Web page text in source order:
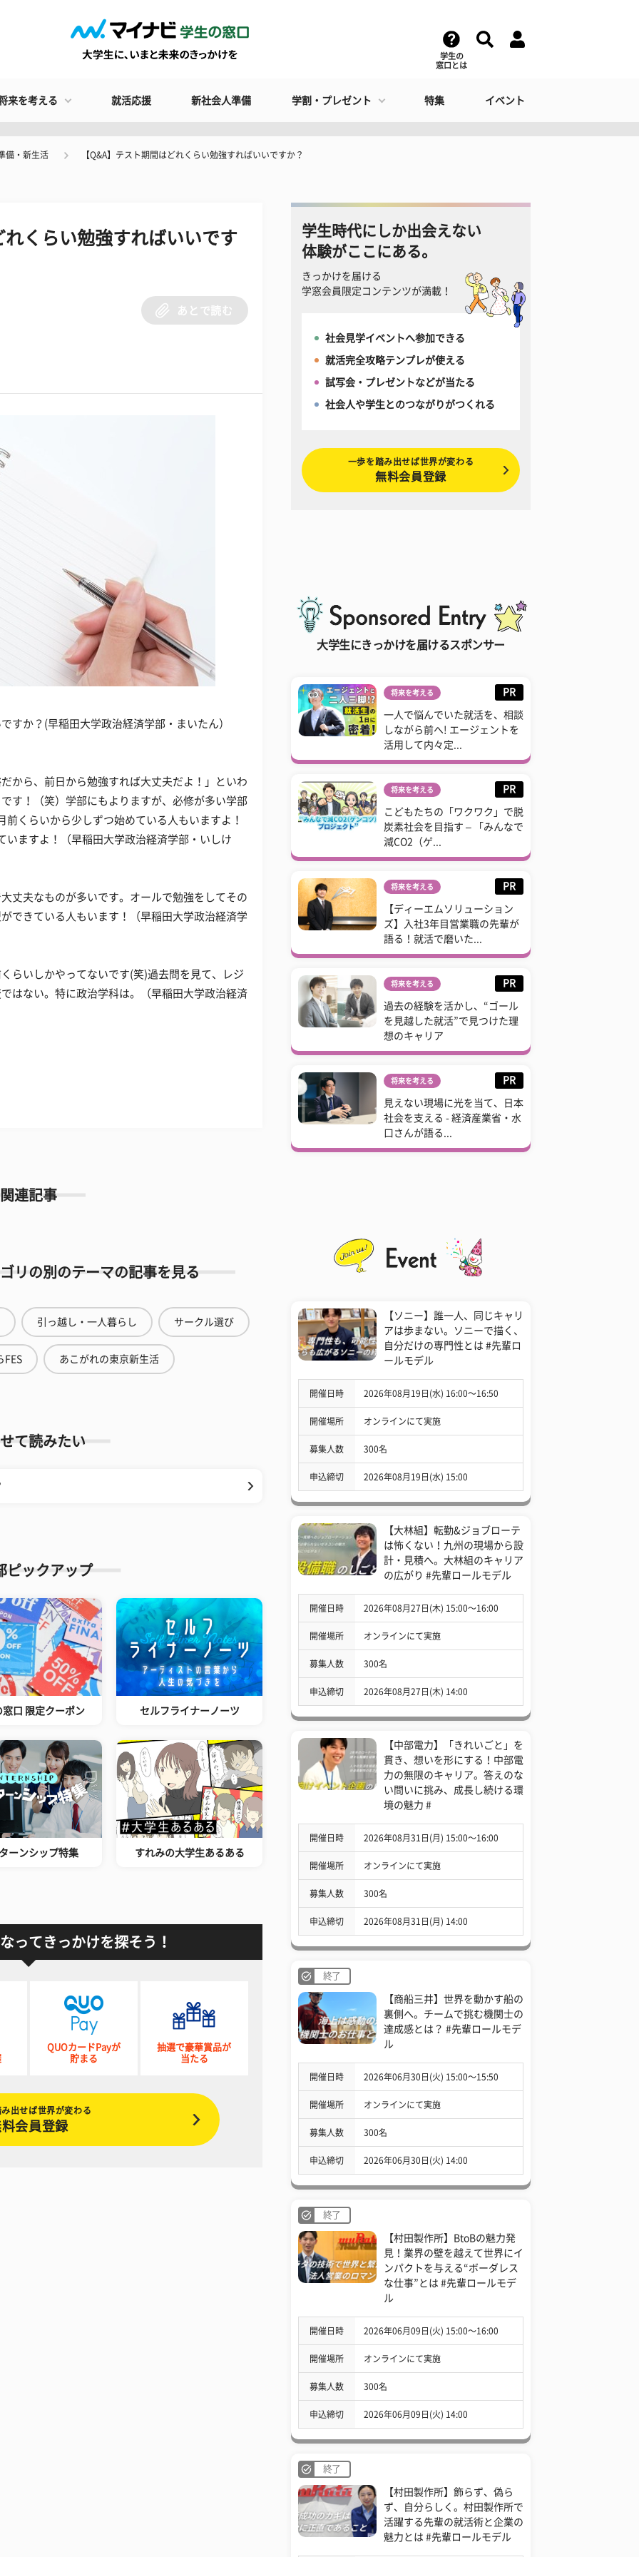
学生の
窓口とは
来を考える 就活応援 新社会人準備 学割・プレゼント 特集 イベント
備・新生活 【Q&A】テスト期間はどれくらい勉強すればいいですか？
くらい勉強すればいいです
あとで読む
すか？(早稲田大学政治経済学部・まいたん）
から、前日から勉強すれば大丈夫だよ！」といわ
す！（笑）学部にもよりますが、必修が多い学部
くらいから少しずつ始めている人もいますよ！
いますよ！（早稲田大学政治経済学部・いしけ
丈夫なものが多いです。オールで勉強をしてその
できている人もいます！（早稲田大学政治経済学
らいしかやってないです(笑)過去問を見て、レジ
はない。特に政治学科は。（早稲田大学政治経済
関連記事
リの別のテーマの記事を見る
引っ越し・一人暮らし サークル選び
FES あこがれの東京新生活
て読みたい
ピックアップ
窓口 限定クーポン セルフライナーノーツ
ーンシップ特集 すれみの大学生あるある
ってきっかけを探そう！
QUOカードPayが
貯まる
抽選で豪華賞品が
当たる
出せば世界が変わる
会員登録
学生時代にしか出会えない
体験がここにある。
きっかけを届ける
学窓会員限定コンテンツが満載！
社会見学イベントへ参加できる
就活完全攻略テンプレが使える
試写会・プレゼントなどが当たる
社会人や学生とのつながりがつくれる
一歩を踏み出せば世界が変わる
無料会員登録
大学生にきっかけを届けるスポンサー
将来を考える PR
一人で悩んでいた就活を、相談
しながら前へ! エージェントを
活用して内々定...
将来を考える PR
こどもたちの「ワクワク」で脱
炭素社会を目指す – 「みんなで
減CO2（ゲ...
将来を考える PR
【ディーエムソリューション
ズ】入社3年目営業職の先輩が
語る！就活で磨いた...
将来を考える PR
過去の経験を活かし、“ゴール
を見越した就活”で見つけた理
想のキャリア
将来を考える PR
見えない現場に光を当て、日本
社会を支える - 経済産業省・水
口さんが語る...
【ソニー】誰一人、同じキャリ
アは歩まない。ソニーで描く、
自分だけの専門性とは #先輩ロ
ールモデル
開催日時 2026年08月19日(水) 16:00〜16:50
開催場所 オンラインにて実施
募集人数 300名
申込締切 2026年08月19日(水) 15:00
【大林組】転勤&ジョブローテ
は怖くない！九州の現場から設
計・見積へ。大林組のキャリア
の広がり #先輩ロールモデル
開催日時 2026年08月27日(木) 15:00〜16:00
開催場所 オンラインにて実施
募集人数 300名
申込締切 2026年08月27日(木) 14:00
【中部電力】「きれいごと」を
貫き、想いを形にする！中部電
力の無限のキャリア。答えのな
い問いに挑み、成長し続ける環
境の魅力 #
開催日時 2026年08月31日(月) 15:00〜16:00
開催場所 オンラインにて実施
募集人数 300名
申込締切 2026年08月31日(月) 14:00
終了
【商船三井】世界を動かす船の
裏側へ。チームで挑む機関士の
達成感とは？ #先輩ロールモデ
ル
開催日時 2026年06月30日(火) 15:00〜15:50
開催場所 オンラインにて実施
募集人数 300名
申込締切 2026年06月30日(火) 14:00
終了
【村田製作所】BtoBの魅力発
見！業界の壁を越えて世界にイ
ンパクトを与える“ボーダレス
な仕事”とは #先輩ロールモデ
ル
開催日時 2026年06月09日(火) 15:00〜16:00
開催場所 オンラインにて実施
募集人数 300名
申込締切 2026年06月09日(火) 14:00
終了
【村田製作所】飾らず、偽ら
ず、自分らしく。村田製作所で
活躍する先輩の就活術と企業の
魅力とは #先輩ロールモデル